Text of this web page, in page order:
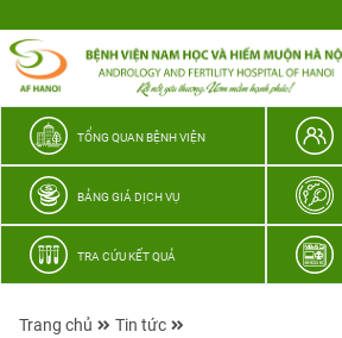
thương
TỔNG QUAN BỆNH VIỆN
BẢNG GIÁ DỊCH VỤ
TRA CỨU KẾT QUẢ
Trang chủ
Tin tức